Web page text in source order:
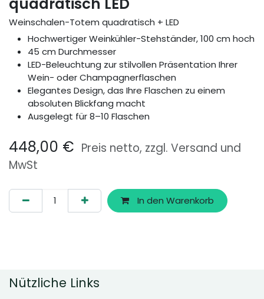
Weinschalen-Totem quadratisch + LED
Hochwertiger Weinkühler-Stehständer, 100 cm hoch
45 cm Durchmesser
LED-Beleuchtung zur stilvollen Präsentation Ihrer
Wein- oder Champagnerflaschen
Elegantes Design, das Ihre Flaschen zu einem
absoluten Blickfang macht
Ausgelegt für 8–10 Flaschen
448,00 € Preis netto, zzgl. Versand und
MwSt
In den Warenkorb
Nützliche Links